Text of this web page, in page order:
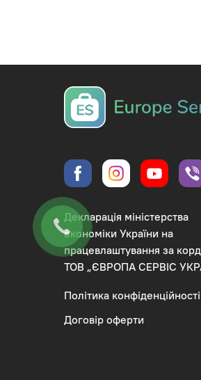
Договір оферти
Політика конфіденційності
Декларація міністерства
економіки України на
працевлаштування за
ТОВ „ЄВРОПА СЕРВІС